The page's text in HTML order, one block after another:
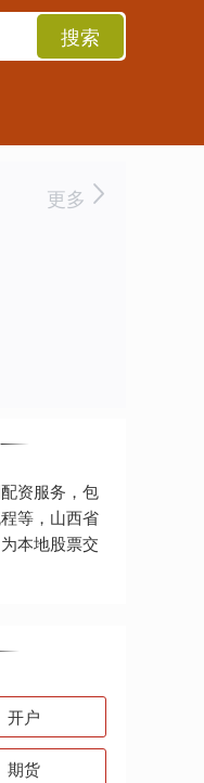
搜索
更多
资服务，包
等，山西省
本地股票交
开户
期货